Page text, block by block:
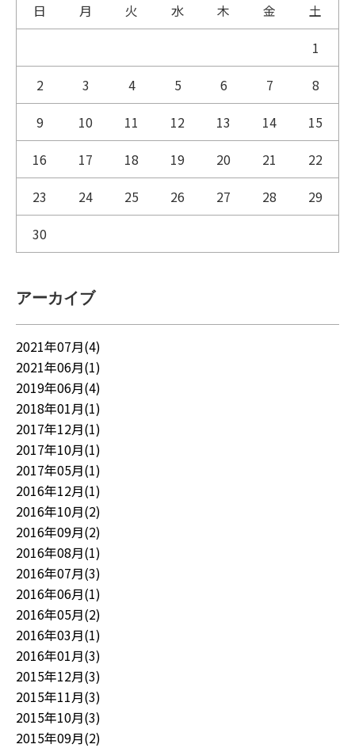
日 月 火 水 木 金
土
1
2
3 4 5 6 7
8
9
10 11 12 13 14
15
16
17 18 19 20 21
22
23
24 25 26 27 28
29
30
アーカイブ
2021年07月(4)
2021年06月(1)
2019年06月(4)
2018年01月(1)
2017年12月(1)
2017年10月(1)
2017年05月(1)
2016年12月(1)
2016年10月(2)
2016年09月(2)
2016年08月(1)
2016年07月(3)
2016年06月(1)
2016年05月(2)
2016年03月(1)
2016年01月(3)
2015年12月(3)
2015年11月(3)
2015年10月(3)
2015年09月(2)